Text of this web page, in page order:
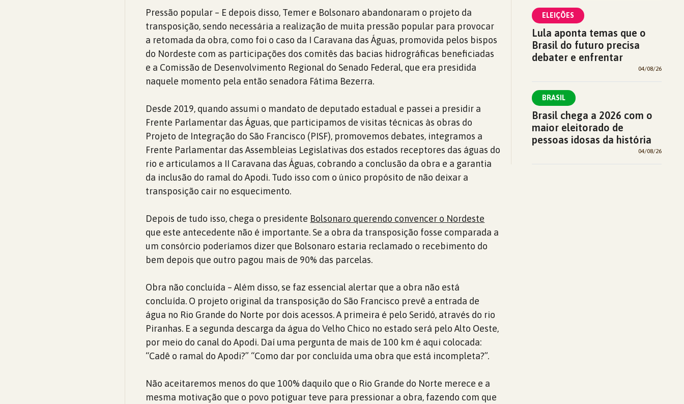
Pressão popular – E depois disso, Temer e Bolsonaro abandonaram o projeto da
transposição, sendo necessária a realização de muita pressão popular para provocar
a retomada da obra, como foi o caso da I Caravana das Águas, promovida pelos bispos
do Nordeste com as participações dos comitês das bacias hidrográficas beneficiadas
e a Comissão de Desenvolvimento Regional do Senado Federal, que era presidida
naquele momento pela então senadora Fátima Bezerra.
Desde 2019, quando assumi o mandato de deputado estadual e passei a presidir a
Frente Parlamentar das Águas, que participamos de visitas técnicas às obras do
Projeto de Integração do São Francisco (PISF), promovemos debates, integramos a
Frente Parlamentar das Assembleias Legislativas dos estados receptores das águas do
rio e articulamos a II Caravana das Águas, cobrando a conclusão da obra e a garantia
da inclusão do ramal do Apodi. Tudo isso com o único propósito de não deixar a
transposição cair no esquecimento.
Depois de tudo isso, chega o presidente Bolsonaro querendo convencer o Nordeste
que este antecedente não é importante. Se a obra da transposição fosse comparada a
um consórcio poderíamos dizer que Bolsonaro estaria reclamado o recebimento do
bem depois que outro pagou mais de 90% das parcelas.
Obra não concluída – Além disso, se faz essencial alertar que a obra não está
concluída. O projeto original da transposição do São Francisco prevê a entrada de
água no Rio Grande do Norte por dois acessos. A primeira é pelo Seridó, através do rio
Piranhas. E a segunda descarga da água do Velho Chico no estado será pelo Alto Oeste,
por meio do canal do Apodi. Daí uma pergunta de mais de 100 km é aqui colocada:
“Cadê o ramal do Apodi?” “Como dar por concluída uma obra que está incompleta?”.
Não aceitaremos menos do que 100% daquilo que o Rio Grande do Norte merece e a
mesma motivação que o povo potiguar teve para pressionar a obra, fazendo com que
ELEIÇÕES
Lula aponta temas que o
Brasil do futuro precisa
debater e enfrentar
04/08/26
BRASIL
Brasil chega a 2026 com o
maior eleitorado de
pessoas idosas da história
04/08/26